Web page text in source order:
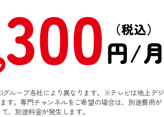
ループ各社により異なります。※テレビは地上デジ
す。専門チャンネルをご希望の場合は、別途費用が
、別途料金が発生します。